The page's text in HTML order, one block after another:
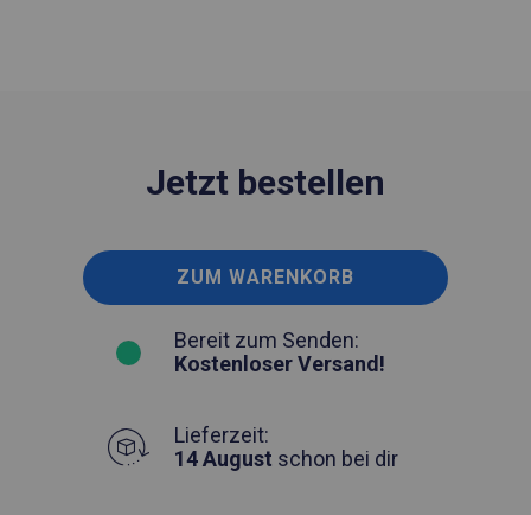
Jetzt bestellen
ZUM WARENKORB
Bereit zum Senden:
Kostenloser Versand!
Lieferzeit:
14 August schon bei dir